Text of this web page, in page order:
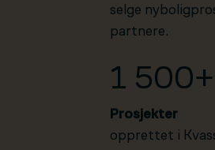
selge
partnere.
1 500+
Prosjekter
opprettet i